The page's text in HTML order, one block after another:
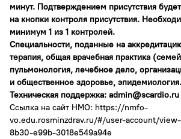
минут. Подтверждением присутствия
на кнопки контроля присутствия.
минимум 1 из 1 контролей.
Специальности, поданные на
терапия, общая врачебная практика
пульмонология, лечебное дело,
и общественное здоровье, эпидемиология.
Техническая поддержка: admin@scardio.ru
Ссылка на сайт НМО: https://nmfo-
vo.edu.rosminzdrav.ru/#/user-account/
8b30-e99b-3018e549a94e